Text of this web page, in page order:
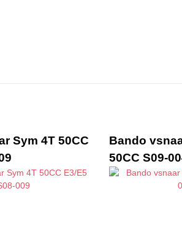
Sym 4T 50CC
Bando
50CC S09-